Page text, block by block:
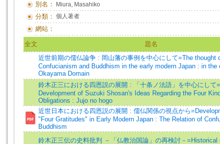
別名： Miura, Masahiko
分類： 個人著者
網站：
全文
題名
近世前期の儒仏論争 : 岡山藩の事例を中心にして=The thought
Confucianism and Buddhism in the early modern Japan : in the
Okayama Domain
鈴木正三における四恩説の展開 : 「十条ノ法語」を中心にして
Development of Suzuki Shosan's Ideas Regarding the Four
Obligations : Jujo no hogo
近世日本における四恩説の展開 : 儒仏関係の視点から
"Four Gratitudes" in Early Modern Japan : The Relation of
Buddhism
鈴木正三伝の史料批判 －「仏教治国論」の再検討－